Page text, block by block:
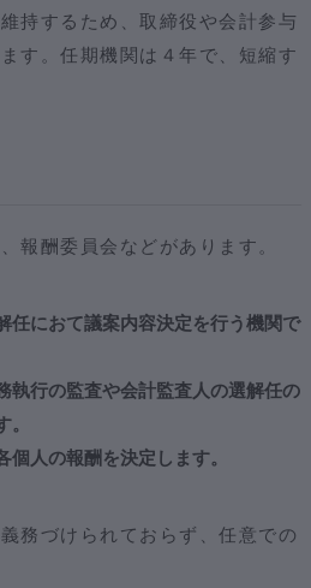
持するため、取締役や会計参与
す。任期機関は４年で、短縮す
報酬委員会などがあります。
任におて議案内容決定を行う機関で
執行の監査や会計監査人の選解任の
人の報酬を決定します。
務づけられておらず、任意での